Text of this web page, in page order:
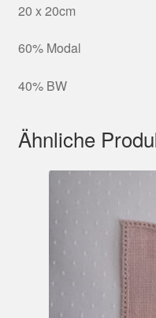
20 x 20cm
60% Modal
40% BW
Ähnliche